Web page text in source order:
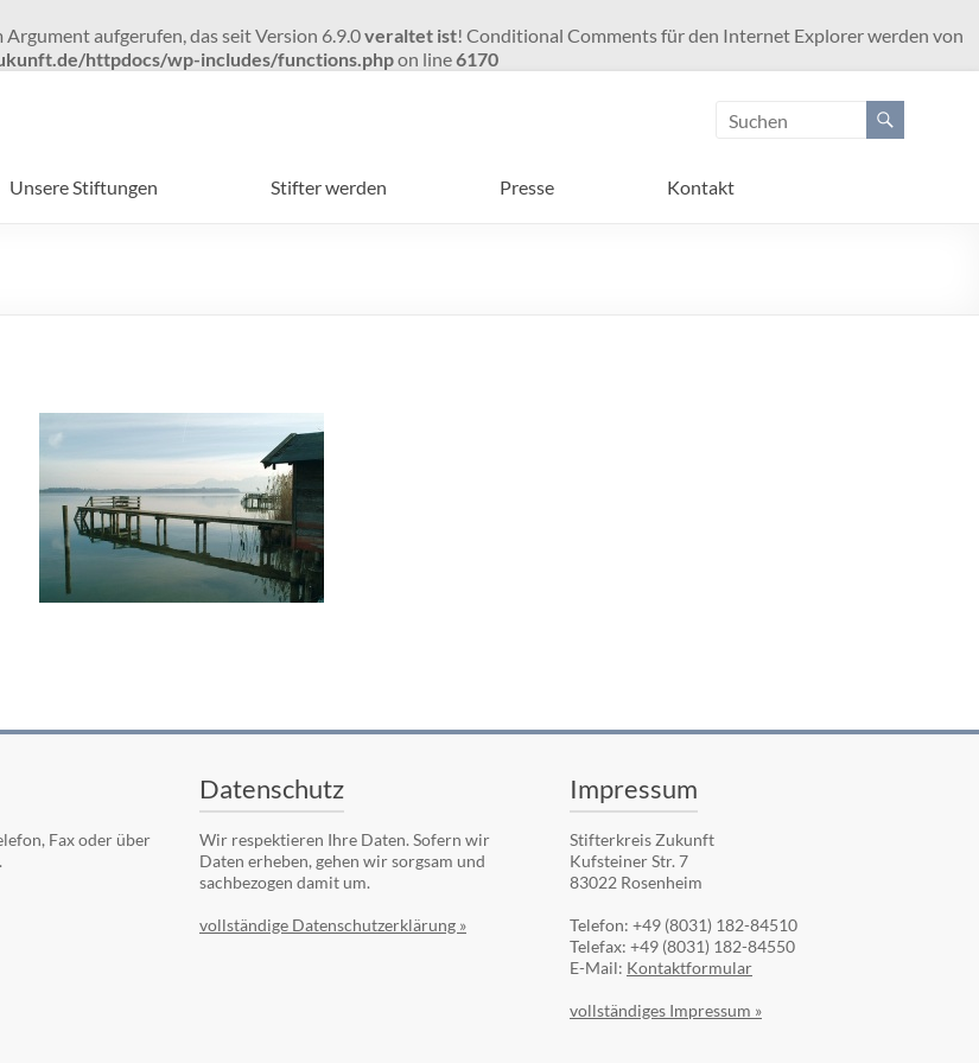
aufgerufen, das seit Version 6.9.0veraltet ist! Conditional Comments für den Internet Explorer werden von
httpdocs/wp-includes/functions.phpon line6170
Unsere Stiftungen Stifter werden Presse Kontakt
Fax oder über
.
Datenschutz
Wir respektieren Ihre Daten. Sofern wir
Daten erheben, gehen wir sorgsam und
sachbezogen damit um.
vollständige Datenschutzerklärung »
Impressum
Stifterkreis Zukunft
Kufsteiner Str. 7
83022 Rosenheim
Telefon: +49 (8031) 182-84510
Telefax: +49 (8031) 182-84550
E-Mail: Kontaktformular
vollständiges Impressum »